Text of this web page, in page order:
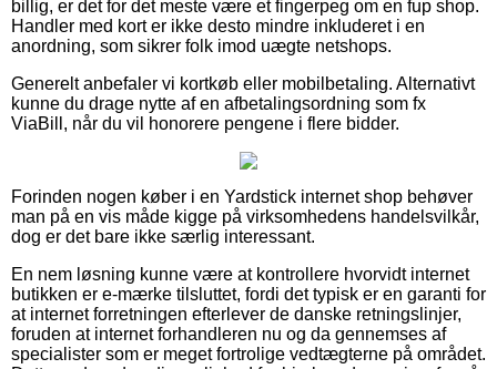
billig, er det for det meste være et fingerpeg om en fup shop.
Handler med kort er ikke desto mindre inkluderet i en
anordning, som sikrer folk imod uægte netshops.
Generelt anbefaler vi kortkøb eller mobilbetaling. Alternativt
kunne du drage nytte af en afbetalingsordning som fx
ViaBill, når du vil honorere pengene i flere bidder.
Forinden nogen køber i en Yardstick internet shop behøver
man på en vis måde kigge på virksomhedens handelsvilkår,
dog er det bare ikke særlig interessant.
En nem løsning kunne være at kontrollere hvorvidt internet
butikken er e-mærke tilsluttet, fordi det typisk er en garanti for
at internet forretningen efterlever de danske retningslinjer,
foruden at internet forhandleren nu og da gennemses af
specialister som er meget fortrolige vedtægterne på området.